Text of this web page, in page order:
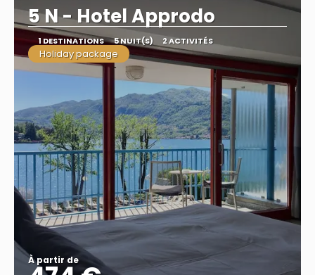
5 N - Hotel Approdo
1 DESTINATIONS 5 NUIT(S) 2 ACTIVITÉS
Holiday package
À partir de